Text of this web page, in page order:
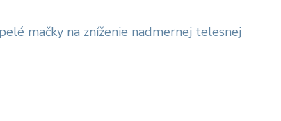
mačky na zníženie nadmernej telesnej